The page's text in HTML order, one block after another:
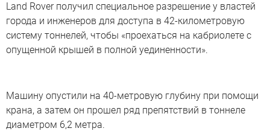
Land Rover получил специальное разрешение у властей
города и инженеров для доступа в 42-километровую
систему тоннелей, чтобы «проехаться на кабриолете с
опущенной крышей в полной уединенности».
Машину опустили на 40-метровую глубину при помощи
крана, а затем он прошел ряд препятствий в тоннеле
диаметром 6,2 метра.